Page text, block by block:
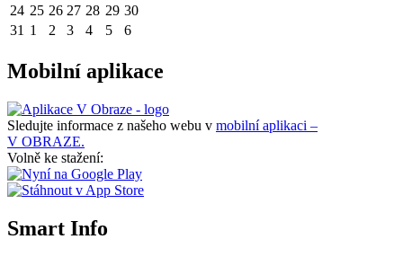
24 25 26 27 28 29 30
31 1 2 3 4 5 6
Mobilní aplikace
Sledujte informace z našeho webu v mobilní aplikaci –
V OBRAZE.
Volně ke stažení:
Smart Info